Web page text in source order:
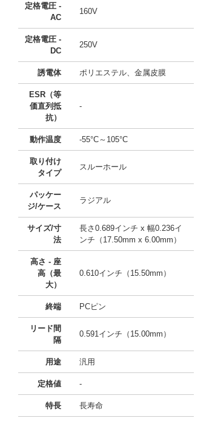
定格電圧 -
AC
160V
定格電圧 -
DC
250V
誘電体 ポリエステル、金属皮膜
ESR（等
価直列抵
抗）
-
動作温度 -55°C～105°C
取り付け
タイプ
スルーホール
パッケー
ジ/ケース
ラジアル
サイズ/寸
法
長さ0.689インチ x 幅0.236イ
ンチ（17.50mm x 6.00mm）
高さ - 座
高（最
大）
0.610インチ（15.50mm）
終端 PCピン
リード間
隔
0.591インチ（15.00mm）
用途 汎用
定格値 -
特長 長寿命